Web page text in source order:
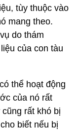
tùy thuộc vào
mang theo.
do thám
của con tàu
thể hoạt động
của nó rất
rất khó bị
biết nếu bị